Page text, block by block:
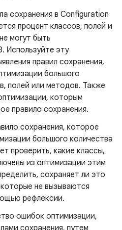
сохранения в Configuration
процент классов, полей и
могут быть
Используйте эту
правил сохранения,
большого
полей или методов. Также
которым
правило сохранения.
сохранения, которое
большого количества
проверить, какие классы,
из оптимизации этим
сохраняет ли это
не вызываются
рефлексии.
ошибок оптимизации,
сохранения, путем